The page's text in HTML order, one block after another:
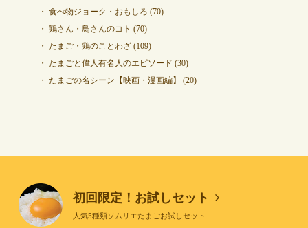
食べ物ジョーク・おもしろ (70)
鶏さん・鳥さんのコト (70)
たまご・鶏のことわざ(109)
たまごと偉人有名人のエピソード (30)
たまごの名シーン【映画・漫画編】
(20)
初回限定！お試しセット
人気5種類ソムリエたまごお試しセット